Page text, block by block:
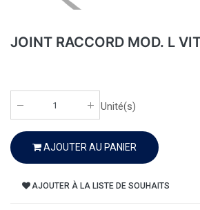
JOINT RACCORD MOD. L
Unité(s)
AJOUTER AU PANIER
AJOUTER À LA LISTE DE SOUHAITS